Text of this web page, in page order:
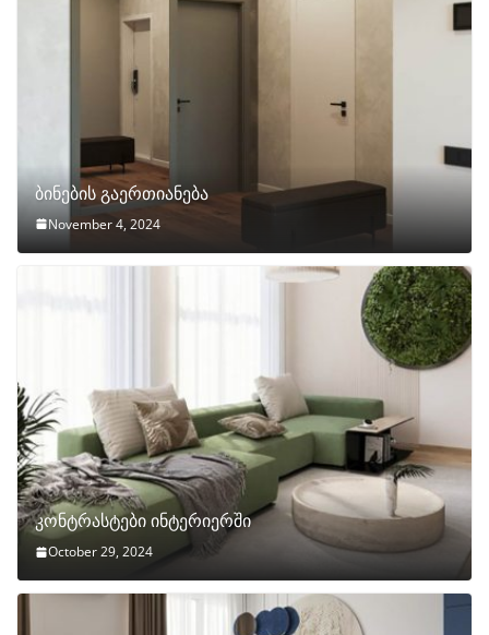
ბინების გაერთიანება
November 4, 2024
კონტრასტები ინტერიერში
October 29, 2024